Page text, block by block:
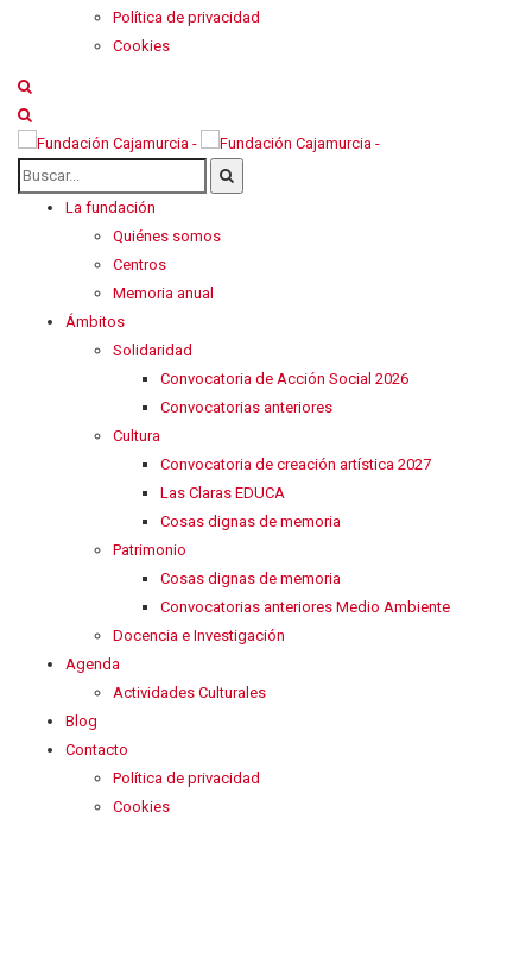
Política de privacidad
Cookies
La fundación
Quiénes somos
Centros
Memoria anual
Ámbitos
Solidaridad
Convocatoria de Acción Social 2026
Convocatorias anteriores
Cultura
Convocatoria de creación artística 2027
Las Claras EDUCA
Cosas dignas de memoria
Patrimonio
Cosas dignas de memoria
Convocatorias anteriores Medio Ambiente
Docencia e Investigación
Agenda
Actividades Culturales
Blog
Contacto
Política de privacidad
Cookies